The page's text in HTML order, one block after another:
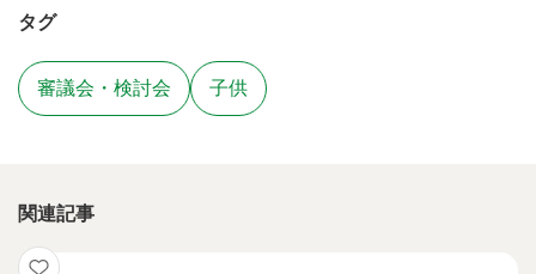
タグ
審議会・検討会 子供
関連記事